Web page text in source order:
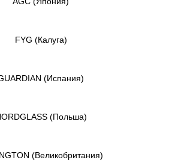
FYG (Калуга)
(Испания)
(Польша)
(Великобритания)